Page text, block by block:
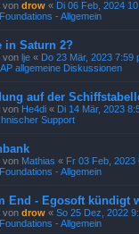
von drow « Di 06 Feb, 2024
- Allgemein
in Saturn 2?
von lje « Do 23 Mär, 2023 7:59
allgemeine Diskussionen
auf der
von He4di « Di 14 Mär, 2023
Support
von Mathias « Fr 03 Feb, 2023
- Allgemein
End - Egosoft kündigt
von drow « So 25 Dez, 2022
- Allgemein